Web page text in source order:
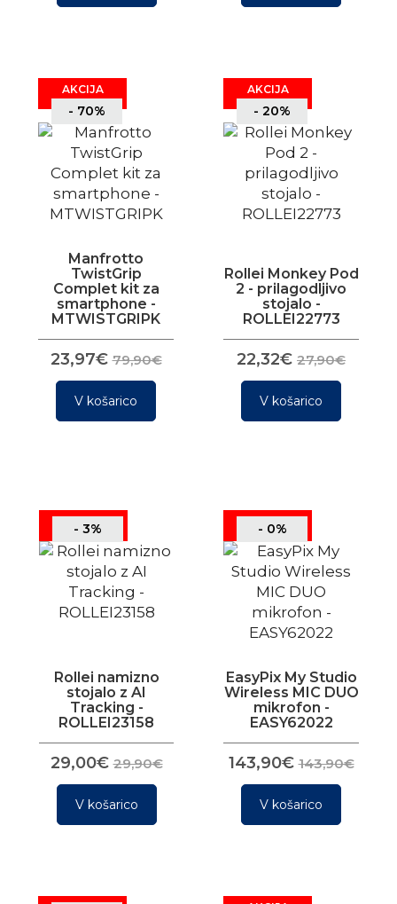
AKCIJA
- 70%
Manfrotto
TwistGrip
Complet kit za
smartphone -
MTWISTGRIPK
23,97€ 79,90€
V košarico
AKCIJA
- 20%
Rollei Monkey Pod
2 - prilagodljivo
stojalo -
ROLLEI22773
22,32€ 27,90€
V košarico
- 3%
Rollei namizno
stojalo z AI
Tracking -
ROLLEI23158
29,00€ 29,90€
V košarico
- 0%
EasyPix My Studio
Wireless MIC DUO
mikrofon -
EASY62022
143,90€ 143,90€
V košarico